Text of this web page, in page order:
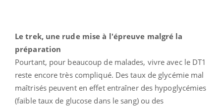
Le trek, une rude mise à l'épreuve malgré la
préparation
Pourtant, pour beaucoup de malades, vivre avec le DT1
reste encore très compliqué. Des taux de glycémie mal
maîtrisés peuvent en effet entraîner des hypoglycémies
(faible taux de glucose dans le sang) ou des